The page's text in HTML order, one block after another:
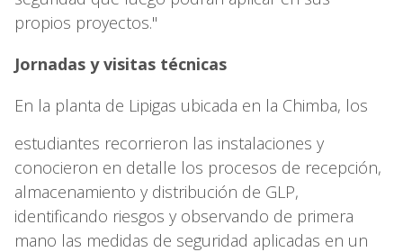
propios proyectos."
Jornadas y visitas técnicas
En la planta de Lipigas ubicada en la Chimba, los
estudiantes recorrieron las instalaciones y
conocieron en detalle los procesos de recepción,
almacenamiento y distribución de GLP,
identificando riesgos y observando de primera
mano las medidas de seguridad aplicadas en un